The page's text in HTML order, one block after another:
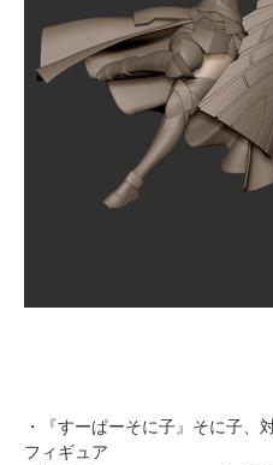
・『すーぱーそに子』そに子、
フィギュア